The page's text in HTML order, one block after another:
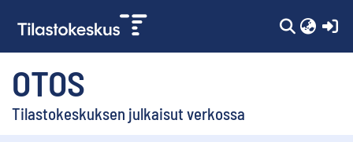
OTOS
Tilastokeskuksen julkaisut verkossa